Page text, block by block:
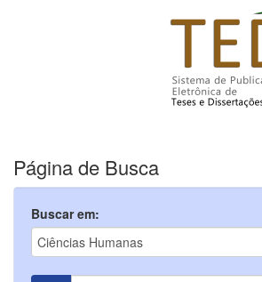
Página de Busca
Buscar em: